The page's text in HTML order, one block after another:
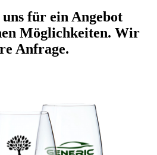
uns für ein Angebot
Möglichkeiten. Wir
Anfrage.